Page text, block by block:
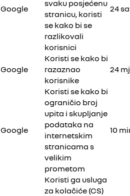
Google
svaku posjećenu
stranicu, koristi
se kako bi se
razlikovali
korisnici
24
Google
Koristi se kako bi
razaznao
korisnike
24
Google
Koristi se kako bi
ograničio broj
upita i skupljanje
podataka na
internetskim
stranicama s
velikim
prometom
10
Koristi ga usluga
za kolačiće (CS)